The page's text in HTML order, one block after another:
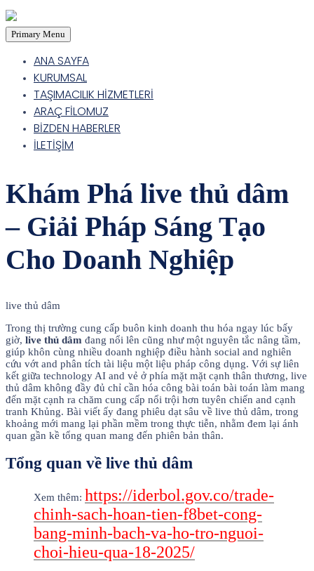
Primary Menu
ANA SAYFA
KURUMSAL
TAŞIMACILIK HİZMETLERİ
ARAÇ FİLOMUZ
BİZDEN HABERLER
İLETİŞİM
Khám Phá live thủ dâm
– Giải Pháp Sáng Tạo
Cho Doanh Nghiệp
live thủ dâm
Trong thị trường cung cấp buôn kinh doanh thu hóa ngay lúc bấy
giờ, live thủ dâm đang nổi lên cũng như một nguyên tắc nâng tầm,
giúp khôn cùng nhiều doanh nghiệp điều hành social and nghiên
cứu vớt and phân tích tài liệu một liệu pháp công dụng. Với sự liên
kết giữa technology AI and vẻ ở phía mặt mặt cạnh thân thương, live
thủ dâm không đầy đủ chỉ cần hóa công bài toán bài toán làm mang
đến mặt cạnh ra chăm cung cấp nổi trội hơn tuyên chiến and cạnh
tranh Khủng. Bài viết ấy đang phiêu dạt sâu về live thủ dâm, trong
khoảng mới mang lại phần mềm trong thực tiễn, nhằm đem lại ánh
quan gần kề tổng quan mang đến phiên bản thân.
Tổng quan về live thủ dâm
Xem thêm: https://iderbol.gov.co/trade-
chinh-sach-hoan-tien-f8bet-cong-
bang-minh-bach-va-ho-tro-nguoi-
choi-hieu-qua-18-2025/